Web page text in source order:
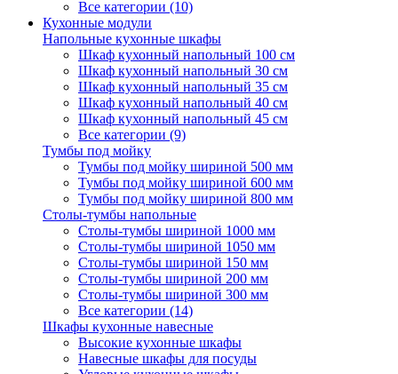
Все категории (10)
Кухонные модули
Напольные кухонные шкафы
Шкаф кухонный напольный 100 см
Шкаф кухонный напольный 30 см
Шкаф кухонный напольный 35 см
Шкаф кухонный напольный 40 см
Шкаф кухонный напольный 45 см
Все категории (9)
Тумбы под мойку
Тумбы под мойку шириной 500 мм
Тумбы под мойку шириной 600 мм
Тумбы под мойку шириной 800 мм
Столы-тумбы напольные
Столы-тумбы шириной 1000 мм
Столы-тумбы шириной 1050 мм
Столы-тумбы шириной 150 мм
Столы-тумбы шириной 200 мм
Столы-тумбы шириной 300 мм
Все категории (14)
Шкафы кухонные навесные
Высокие кухонные шкафы
Навесные шкафы для посуды